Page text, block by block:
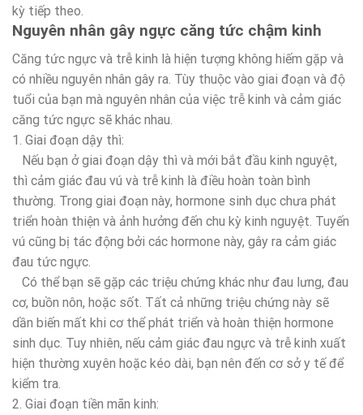
kỳ tiếp theo.
Nguyên nhân gây ngực căng tức chậm kinh
Căng tức ngực và trễ kinh là hiện tượng không hiếm gặp và
có nhiều nguyên nhân gây ra. Tùy thuộc vào giai đoạn và độ
tuổi của bạn mà nguyên nhân của việc trễ kinh và cảm giác
căng tức ngực sẽ khác nhau.
1. Giai đoạn dậy thì:
Nếu bạn ở giai đoạn dậy thì và mới bắt đầu kinh nguyệt,
thì cảm giác đau vú và trễ kinh là điều hoàn toàn bình
thường. Trong giai đoạn này, hormone sinh dục chưa phát
triển hoàn thiện và ảnh hưởng đến chu kỳ kinh nguyệt. Tuyến
vú cũng bị tác động bởi các hormone này, gây ra cảm giác
đau tức ngực.
Có thể bạn sẽ gặp các triệu chứng khác như đau lưng, đau
cơ, buồn nôn, hoặc sốt. Tất cả những triệu chứng này sẽ
dần biến mất khi cơ thể phát triển và hoàn thiện hormone
sinh dục. Tuy nhiên, nếu cảm giác đau ngực và trễ kinh xuất
hiện thường xuyên hoặc kéo dài, bạn nên đến cơ sở y tế để
kiểm tra.
2. Giai đoạn tiền mãn kinh: